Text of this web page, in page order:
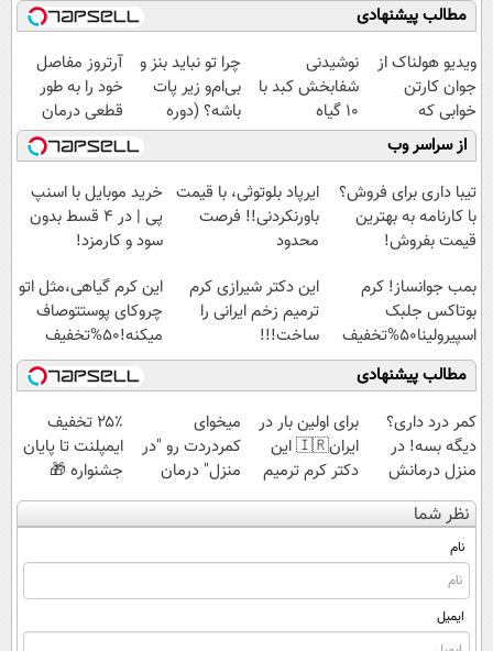
مطالب پیشنهادی
ویدیو هولناک از
جوان کارتن
خوابی که
میلیاردر شد.
آموزش رایگان
نوشیدنی
شفابخش کبد با
10 گیاه
موثر(تخفیف تا
امشب)
چرا تو نباید بنز و
بی‌ام‌و زیر پات
باشه؟ (دوره
رایگان درآمد
میلیاردی)
آرتروز مفاصل
خود را به طور
قطعی درمان
کنید!
◗پرسش‌نامه◖
از سراسر وب
تیبا داری برای فروش؟
با کارنامه به بهترین
قیمت بفروش!
ایرپاد بلوتوثی، با قیمت
باورنکردنی!! فرصت
محدود
خرید موبایل با اسنپ
پی | در ۴ قسط بدون
سود و کارمزد!
بمب جوانساز! کرم
بوتاکس جلبک
اسپیرولینا50%تخفیف
این دکتر شیرازی کرم
ترمیم زخم ایرانی را
ساخت!!!
این کرم گیاهی،مثل اتو
چروکای پوستتوصاف
میکنه!50%تخفیف
مطالب پیشنهادی
کمر درد داری؟
دیگه بسه! در
منزل درمانش
کن
(◀پرسش‌نامه)
برای اولین بار در
ایران🇮🇷 این
دکتر کرم ترمیم
کننده 23 روزه
ساخت!
میخوای
کمردردت رو "در
منزل" درمان
کنی؟ (◂فیلم +
◂پرسش‌نامه)
۲۵٪ تخفیف
ایمپلنت تا پایان
جشنواره 🎁
نظر شما
نام
ایمیل